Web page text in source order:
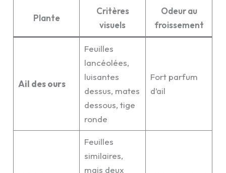
Plante
Critères
visuels
Odeur au
froissement
Ail des ours
Feuilles
lancéolées,
luisantes
dessus, mates
dessous, tige
ronde
Fort parfum
d’ail
Feuilles
similaires,
mais deux